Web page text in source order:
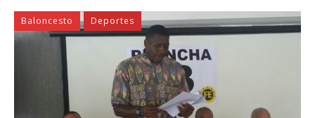
Baloncesto Deportes